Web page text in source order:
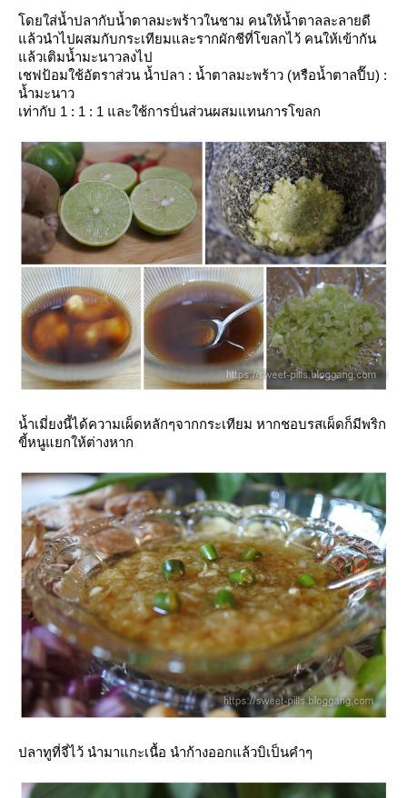
ดส่น้ำปลากับน้ำตาลมะพร้าวในชาม คนให้น้ำตาลละลายดี
ล้วนำไปผสมกับกระเทียมและรากผักชีที่โขลกไว้ คนให้เข้ากัน
ล้วเติมน้ำมะนาวลงไป
เชฟป้อมใช้อัตราส่วน น้ำปลา : น้ำตาลมะพร้าว (หรือน้ำตาลปี๊บ) :
น้ำมะนาว
เท่ากับ 1 : 1 : 1 และใช้การปั่นส่วนผสมแทนการโขลก
น้ำเมี่ยงนี้ได้ความเผ็ดหลักๆจากกระเทียม หากชอบรสเผ็ดก็มีพริก
ขี้หนูแยกให้ต่างหาก
ปลาทูที่จี่ไว้ นำมาแกะเนื้อ นำก้างออกแล้วบิเป็นคำๆ